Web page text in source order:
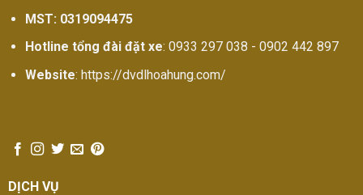
MST: 0319094475
Hotline tổng đài đặt xe: 0933 297 038 - 0902 442 897
Website: https://dvdlhoahung.com/
DỊCH VỤ